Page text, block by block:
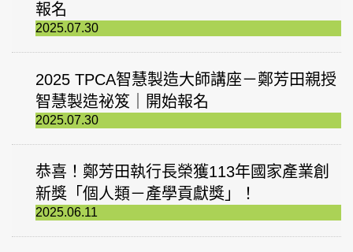
報名
2025.07.30
2025 TPCA智慧製造大師講座－鄭芳田親授
智慧製造祕笈｜開始報名
2025.07.30
恭喜！鄭芳田執行長榮獲113年國家產業創
新獎「個人類－產學貢獻獎」！
2025.06.11